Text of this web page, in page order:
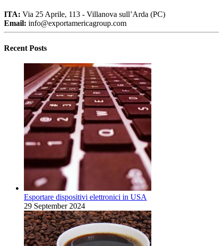
ITA: Via 25 Aprile, 113 - Villanova sull’Arda (PC)
Email: info@exportamericagroup.com
Recent Posts
Esportare dispositivi elettronici in USA
29 September 2024